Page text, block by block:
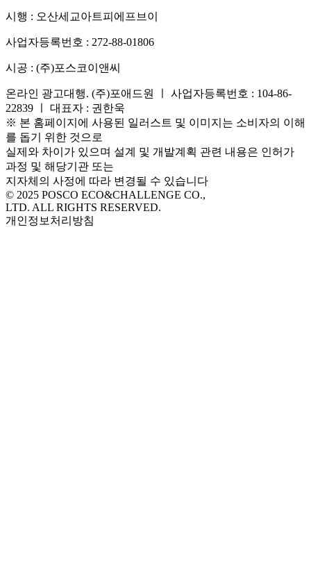
시행 : 오산세교아트피에프브이
사업자등록번호 : 272-88-01806
시공 : (주)포스코이앤씨
온라인 광고대행. (주)포애드원 ㅣ 사업자등록번호 : 104-86-
22839 ㅣ 대표자 : 권한욱
※ 본 홈페이지에 사용된 일러스트 및 이미지는 소비자의 이해
를 돕기 위한 것으로
실제와 차이가 있으며 설계 및 개발계획 관련 내용은 인허가
과정 및 해당기관 또는
지자체의 사정에 따라 변경될 수 있습니다
© 2025 POSCO ECO&CHALLENGE CO.,
LTD. ALL RIGHTS RESERVED.
개인정보처리방침